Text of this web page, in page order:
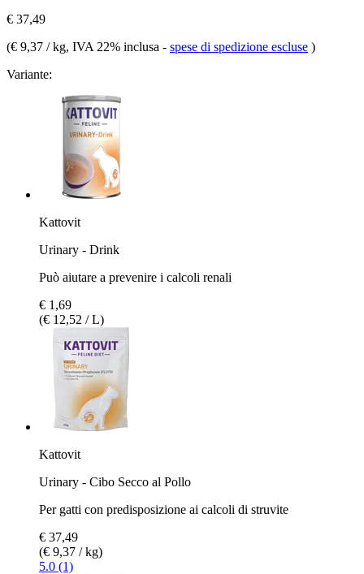
€ 37,49
(€ 9,37 / kg, IVA 22% inclusa - spese di spedizione escluse )
Variante:
Kattovit
Urinary - Drink
Può aiutare a prevenire i calcoli renali
€ 1,69
(€ 12,52 / L)
Kattovit
Urinary - Cibo Secco al Pollo
Per gatti con predisposizione ai calcoli di struvite
€ 37,49
(€ 9,37 / kg)
5.0 (1)